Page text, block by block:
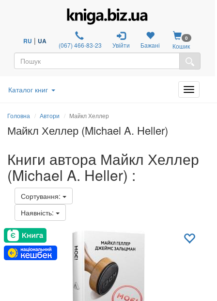
RU | UA (067) 466-83-23 Увійти Бажані
0
Кошик
Каталог книг
Головна Автори Майкл Хеллер
Майкл Хеллер (Michael A. Heller)
Книги автора Майкл Хеллер
(Michael A. Heller) :
Сортування:
Наявність: